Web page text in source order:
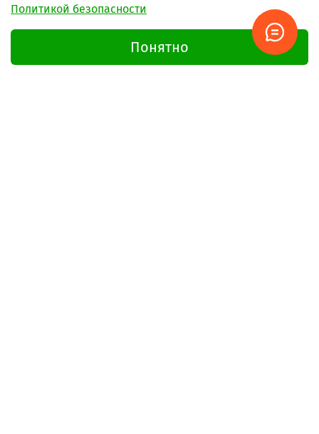
Что такое шильдик и где его искать?
Политикой безопасности
Понятно